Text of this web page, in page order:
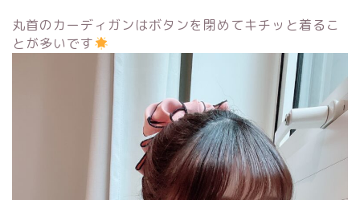
丸首のカーディガンはボタンを閉めてキチッと着るこ
とが多いです